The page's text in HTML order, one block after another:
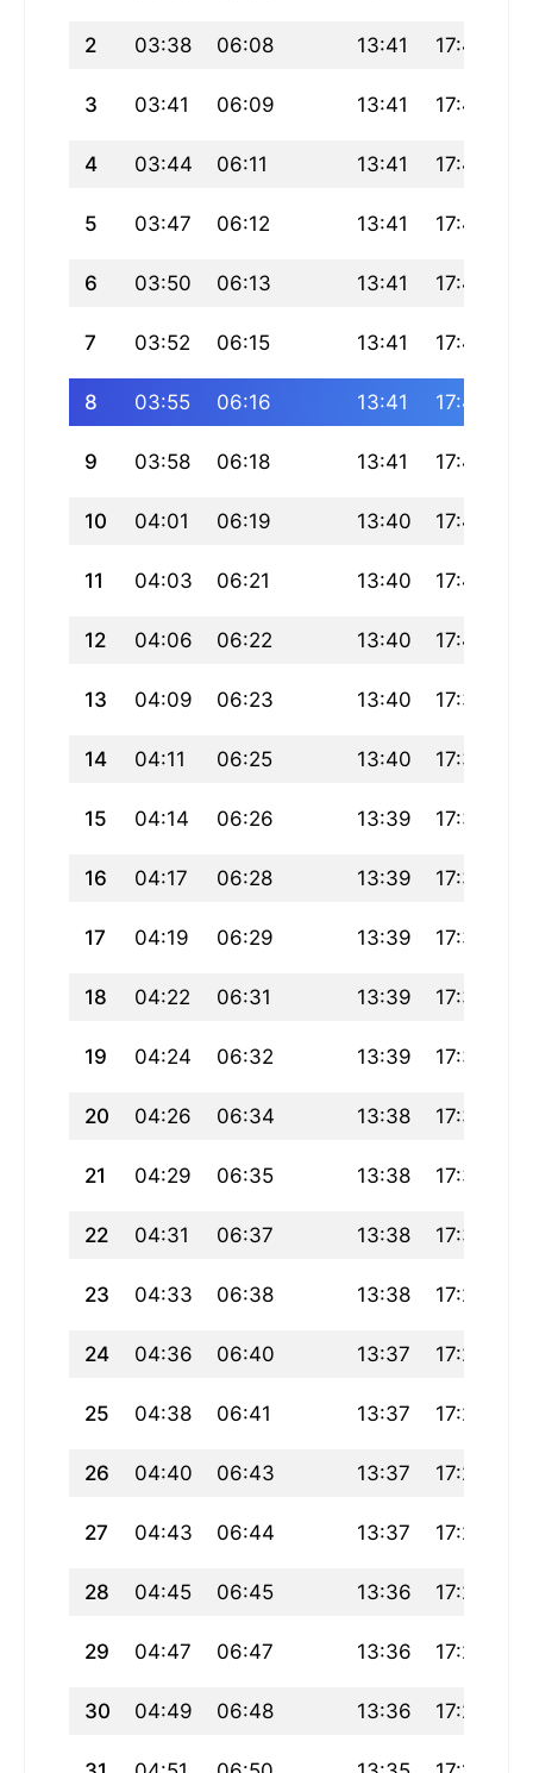
2 03:38 06:08 13:41 17:48
3 03:41 06:09 13:41 17:47
4 03:44 06:11 13:41 17:46
5 03:47 06:12 13:41 17:46
6 03:50 06:13 13:41 17:45
7 03:52 06:15 13:41 17:44
8 03:55 06:16 13:41 17:43
9 03:58 06:18 13:41 17:42
10 04:01 06:19 13:40 17:42
11 04:03 06:21 13:40 17:41
12 04:06 06:22 13:40 17:40
13 04:09 06:23 13:40 17:39
14 04:11 06:25 13:40 17:38
15 04:14 06:26 13:39 17:37
16 04:17 06:28 13:39 17:36
17 04:19 06:29 13:39 17:35
18 04:22 06:31 13:39 17:34
19 04:24 06:32 13:39 17:33
20 04:26 06:34 13:38 17:32
21 04:29 06:35 13:38 17:31
22 04:31 06:37 13:38 17:30
23 04:33 06:38 13:38 17:29
24 04:36 06:40 13:37 17:28
25 04:38 06:41 13:37 17:26
26 04:40 06:43 13:37 17:25
27 04:43 06:44 13:37 17:24
28 04:45 06:45 13:36 17:23
29 04:47 06:47 13:36 17:22
30 04:49 06:48 13:36 17:20